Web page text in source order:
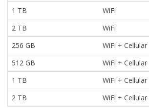
1 TB
WiFi
2 TB
WiFi
256 GB
WiFi + Cellular
512 GB
WiFi + Cellular
1 TB
WiFi + Cellular
2 TB
WiFi + Cellular